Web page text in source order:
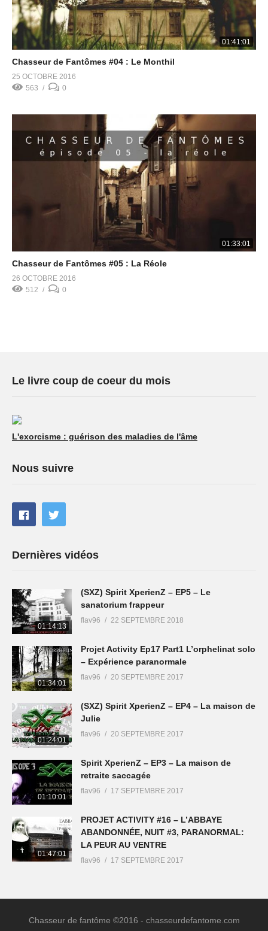
01:41:01
Chasseur de Fantômes #04 : Le Monthil
25 OCTOBRE 2016
563
0
01:33:01
Chasseur de Fantômes #05 : La Réole
26 OCTOBRE 2016
512
0
Le livre coup de coeur du mois
L'exorcisme : guérison des maladies de l'âme
Nous suivre
Dernières vidéos
01:14:13
(SXZ) Spirit XperienZ – EP5 – Le
sanatorium frappeur
flav96 22 SEPTEMBRE 2018
01:34:01
Projet Activity Ep17 Part1 L’orphelinat solo
– Expérience paranormale
flav96 20 SEPTEMBRE 2017
01:24:01
(SXZ) Spirit XperienZ – EP4 – La maison de
Julie
flav96 20 SEPTEMBRE 2017
01:10:01
Spirit XperienZ – EP3 – La maison de
retraite saccagée
flav96 17 SEPTEMBRE 2017
01:47:01
PROJET ACTIVITY #16 – L’ABBAYE
ABANDONNÉE, NUIT #3, PARANORMAL:
LA PEUR AU VENTRE
flav96 17 SEPTEMBRE 2017
Chasseur de fantôme ©2016 - chasseurdefantome.com